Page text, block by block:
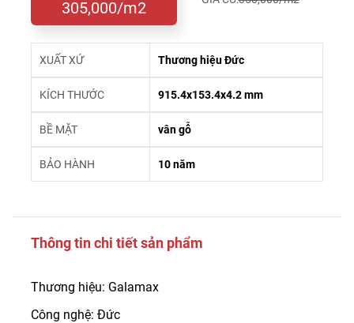
305,000/m2
XUẤT XỨ Thương hiệu Đức
KÍCH THƯỚC 915.4x153.4x4.2 mm
BỀ MẶT vân gỗ
BẢO HÀNH 10 năm
Thông tin chi tiết sản phẩm
Thương hiệu: Galamax
Công nghệ: Đức